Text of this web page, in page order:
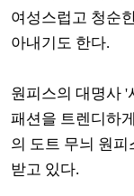
여성스럽고 청순
아내기도 한다.
원피스의 대명사 '
패션을 트렌디하
의 도트 무늬 원
받고 있다.